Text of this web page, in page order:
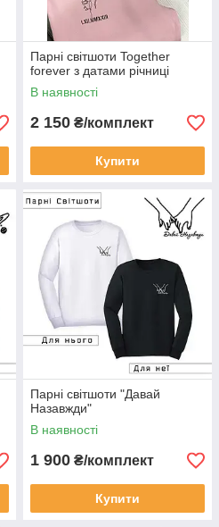
Парні світшоти Together
forever з датами річниці
В наявності
2 150 ₴/комплект
Купити
Парні світшоти "Давай
Назавжди"
В наявності
1 900 ₴/комплект
Купити